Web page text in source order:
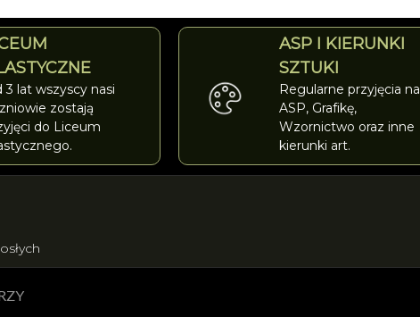
3 lat wszyscy nasi
zostają
do Liceum
ASP I KIERUNKI
SZTUKI
Regularne przyjęcia na
ASP, Grafikę,
Wzornictwo oraz inne
kierunki art.